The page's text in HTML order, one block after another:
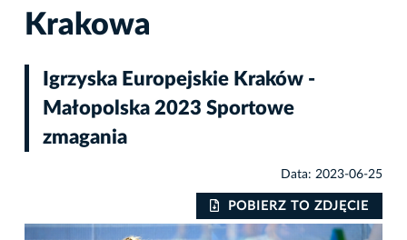
Krakowa
Igrzyska Europejskie Kraków -
Małopolska 2023 Sportowe
zmagania
Data: 2023-06-25
POBIERZ TO ZDJĘCIE